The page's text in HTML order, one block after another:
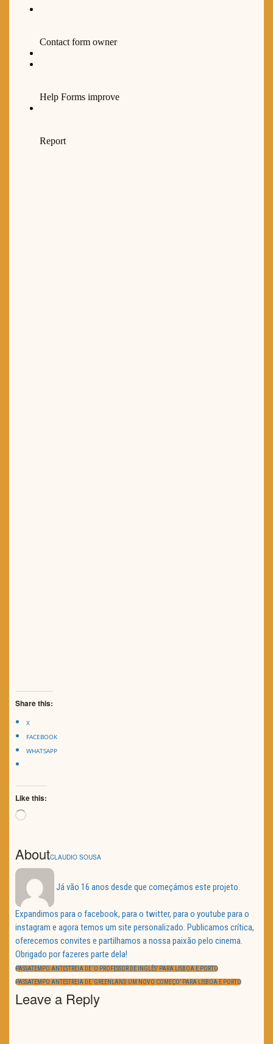
Share this:
X
FACEBOOK
WHATSAPP
Like this:
Loading…
AboutCLAUDIO SOUSA
Já vão 16 anos desde que começámos este projeto.
Expandimos para o facebook, para o twitter, para o youtube para o
instagram e agora temos um site personalizado. Publicamos crítica,
oferecemos convites e partilhamos a nossa paixão pelo cinema.
Obrigado por fazeres parte dela!
Navegação
de
artigos
PREVIOUS
POST:
PASSATEMPO ANTESTREIA DE ‘O PROFESSOR DE INGLÊS’ PARA LISBOA E PORTO
NEXT
POST:
PASSATEMPO ANTESTREIA DE ‘GREENLAND UM NOVO COMEÇO’ PARA LISBOA E PORTO
Leave a Reply